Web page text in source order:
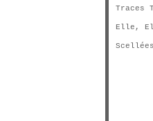
Traces
Elle,